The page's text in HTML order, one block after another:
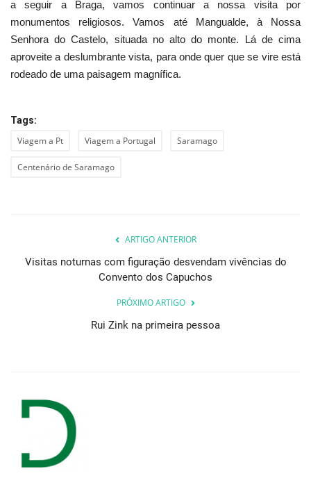
a seguir a Braga, vamos continuar a nossa visita por
monumentos religiosos. Vamos até Mangualde, à Nossa
Senhora do Castelo, situada no alto do monte. Lá de cima
aproveite a deslumbrante vista, para onde quer que se vire está
rodeado de uma paisagem magnífica.
Tags:
Viagem a Pt Viagem a Portugal Saramago
Centenário de Saramago
ARTIGO ANTERIOR
Visitas noturnas com figuração desvendam vivências do
Convento dos Capuchos
PRÓXIMO ARTIGO
Rui Zink na primeira pessoa